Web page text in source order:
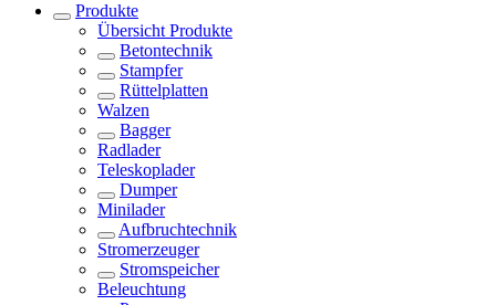
Produkte
Übersicht Produkte
Betontechnik
Stampfer
Rüttelplatten
Walzen
Bagger
Radlader
Teleskoplader
Dumper
Minilader
Aufbruchtechnik
Stromerzeuger
Stromspeicher
Beleuchtung